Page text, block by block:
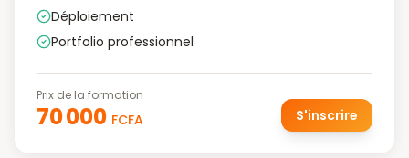
Déploiement
Portfolio professionnel
Prix de la formation
70 000 FCFA S'inscrire